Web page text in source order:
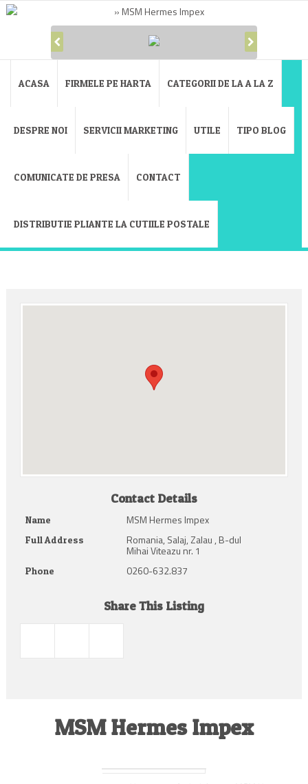
ACASA FIRMELE PE HARTA CATEGORII DE LA A LA Z
DESPRE NOI SERVICII MARKETING UTILE TIPO BLOG
COMUNICATE DE PRESA CONTACT
DISTRIBUTIE PLIANTE LA CUTIILE POSTALE
Contact Details
Name MSM Hermes Impex
Full Address Romania, Salaj, Zalau , B-dul
Mihai Viteazu nr. 1
Phone 0260-632.837
Share This Listing
MSM Hermes Impex